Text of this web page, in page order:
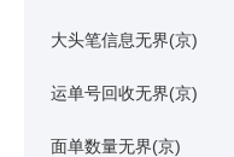
大头笔信息无界(京)
运单号回收无界(京)
面单数量无界(京)